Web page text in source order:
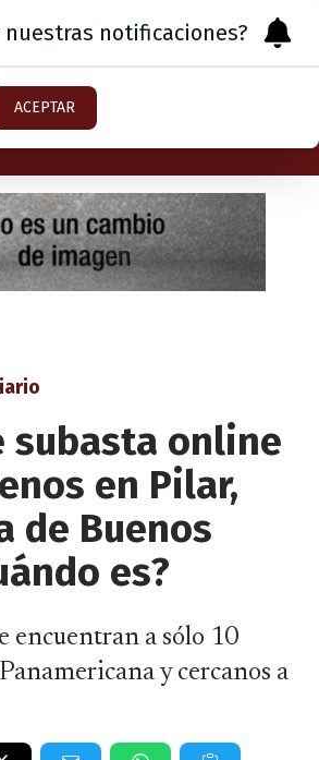
7 de Agosto
subasta online
en Pilar,
de Buenos
es?
encuentran a sólo 10
y cercanos a
nuestras notificaciones?
ACEPTAR